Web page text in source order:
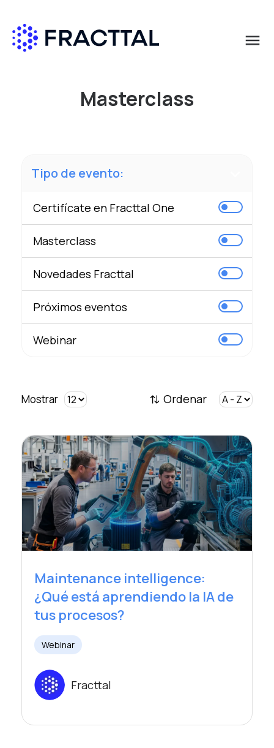
menu
Masterclass
Tipo de evento:
Certifícate en Fracttal One
Masterclass
Novedades Fracttal
Próximos eventos
Webinar
Mostrar Ordenar
Maintenance intelligence:
¿Qué está aprendiendo la IA de
tus procesos?
Webinar
Fracttal